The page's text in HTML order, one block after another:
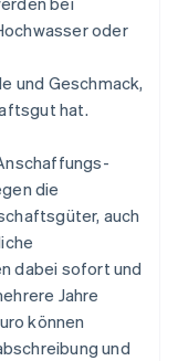
oder
und Geschmack,
hat.
die
auch
dabei sofort und
Jahre
können
und